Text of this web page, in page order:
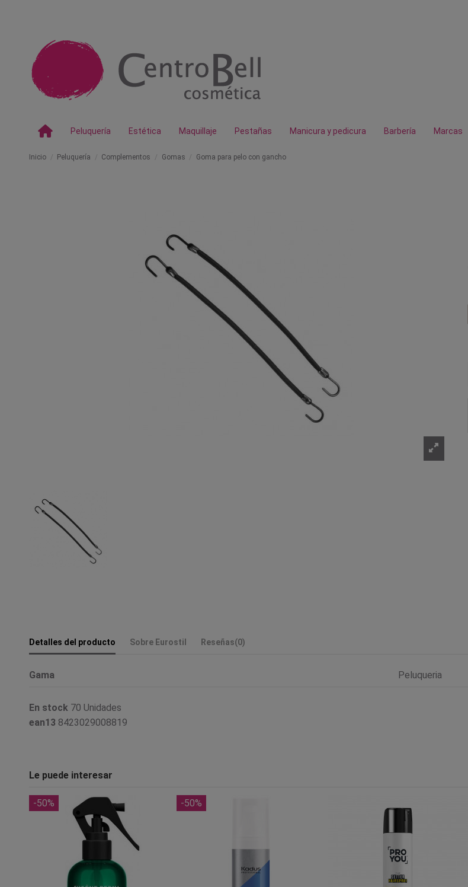
Peluquería Estética Maquillaje Pestañas Manicura y pedicura Barbería Marcas
Inicio Peluquería Complementos Gomas Goma para pelo con gancho
Detalles del producto Sobre Eurostil Reseñas(0)
Gama Peluqueria
En stock 70 Unidades
ean13 8423029008819
Le puede interesar
-50% -50%